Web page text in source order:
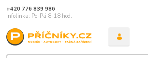
+420 776 839 986
Infolinka: Po-Pá 8-18 hod.